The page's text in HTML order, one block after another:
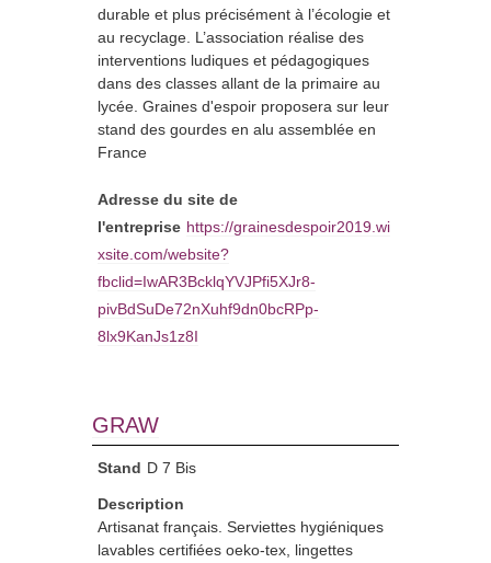
durable et plus précisément à l’écologie et
au recyclage. L’association réalise des
interventions ludiques et pédagogiques
dans des classes allant de la primaire au
lycée. Graines d'espoir proposera sur leur
stand des gourdes en alu assemblée en
France
Adresse du site de
l'entreprise https://grainesdespoir2019.wi
xsite.com/website?
fbclid=IwAR3BcklqYVJPfi5XJr8-
pivBdSuDe72nXuhf9dn0bcRPp-
8lx9KanJs1z8I
GRAW
Stand D 7 Bis
Description
Artisanat français. Serviettes hygiéniques
lavables certifiées oeko-tex, lingettes